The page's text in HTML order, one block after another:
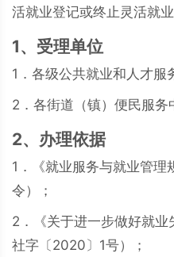
活就业登记或终止灵活就业
1、受理单位
1．各级公共就业和人才服
2．各街道（镇）便民服务
2、办理依据
1．《就业服务与就业管
令）；
2．《关于进一步做好就业
社字〔2020〕1号）；